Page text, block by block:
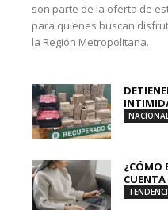
son parte de la oferta de
para quienes buscan
la Región Metropolitana.
¿CÓMO
CUENTA